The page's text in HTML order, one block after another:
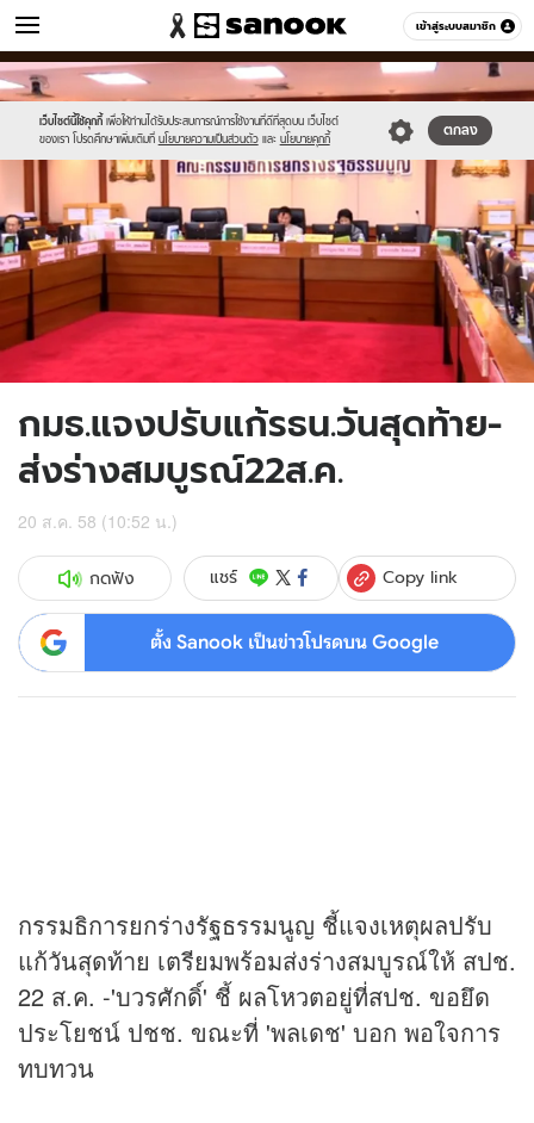
เข้าสู่ระบบสมาชิก
ข่าว หมวดอื่นๆ
เว็บไซต์นี้ใช้คุกกี้ เพื่อให้ท่านได้รับประสบการณ์การใช้งานที่ดีที่สุดบน เว็บไซต์
ของเรา โปรดศึกษาเพิ่มเติมที่ นโยบายความเป็นส่วนตัว และ นโยบายคุกกี้
ตกลง
Sanook
//s.isanook.com/sr/0/images/logo-
new-
sanook.png
600
60
//s.isanook.com/ns/0/ud/370/1850914/640322-
01.jpg
กมธ.แจงปรับแก้รธน.วันสุดท้าย-
ส่งร่างสมบูรณ์22ส.ค.
20 ส.ค. 58 (10:52 น.)
กดฟัง แชร์ Copy link
ตั้ง Sanook เป็นข่าวโปรดบน Google
กรรมธิการยกร่างรัฐธรรมนูญ ชี้แจงเหตุผลปรับ
แก้วันสุดท้าย เตรียมพร้อมส่งร่างสมบูรณ์ให้ สปช.
22 ส.ค. -'บวรศักดิ์' ชี้ ผลโหวตอยู่ที่สปช. ขอยึด
ประโยชน์ ปชช. ขณะที่ 'พลเดช' บอก พอใจการ
ทบทวน